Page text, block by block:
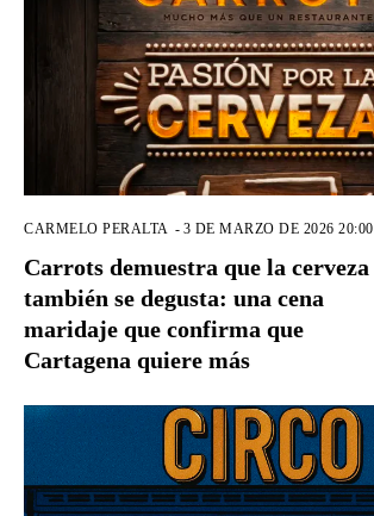
CARMELO PERALTA - 3 DE MARZO DE 2026 20:00
Carrots demuestra que la cerveza
también se degusta: una cena
maridaje que confirma que
Cartagena quiere más